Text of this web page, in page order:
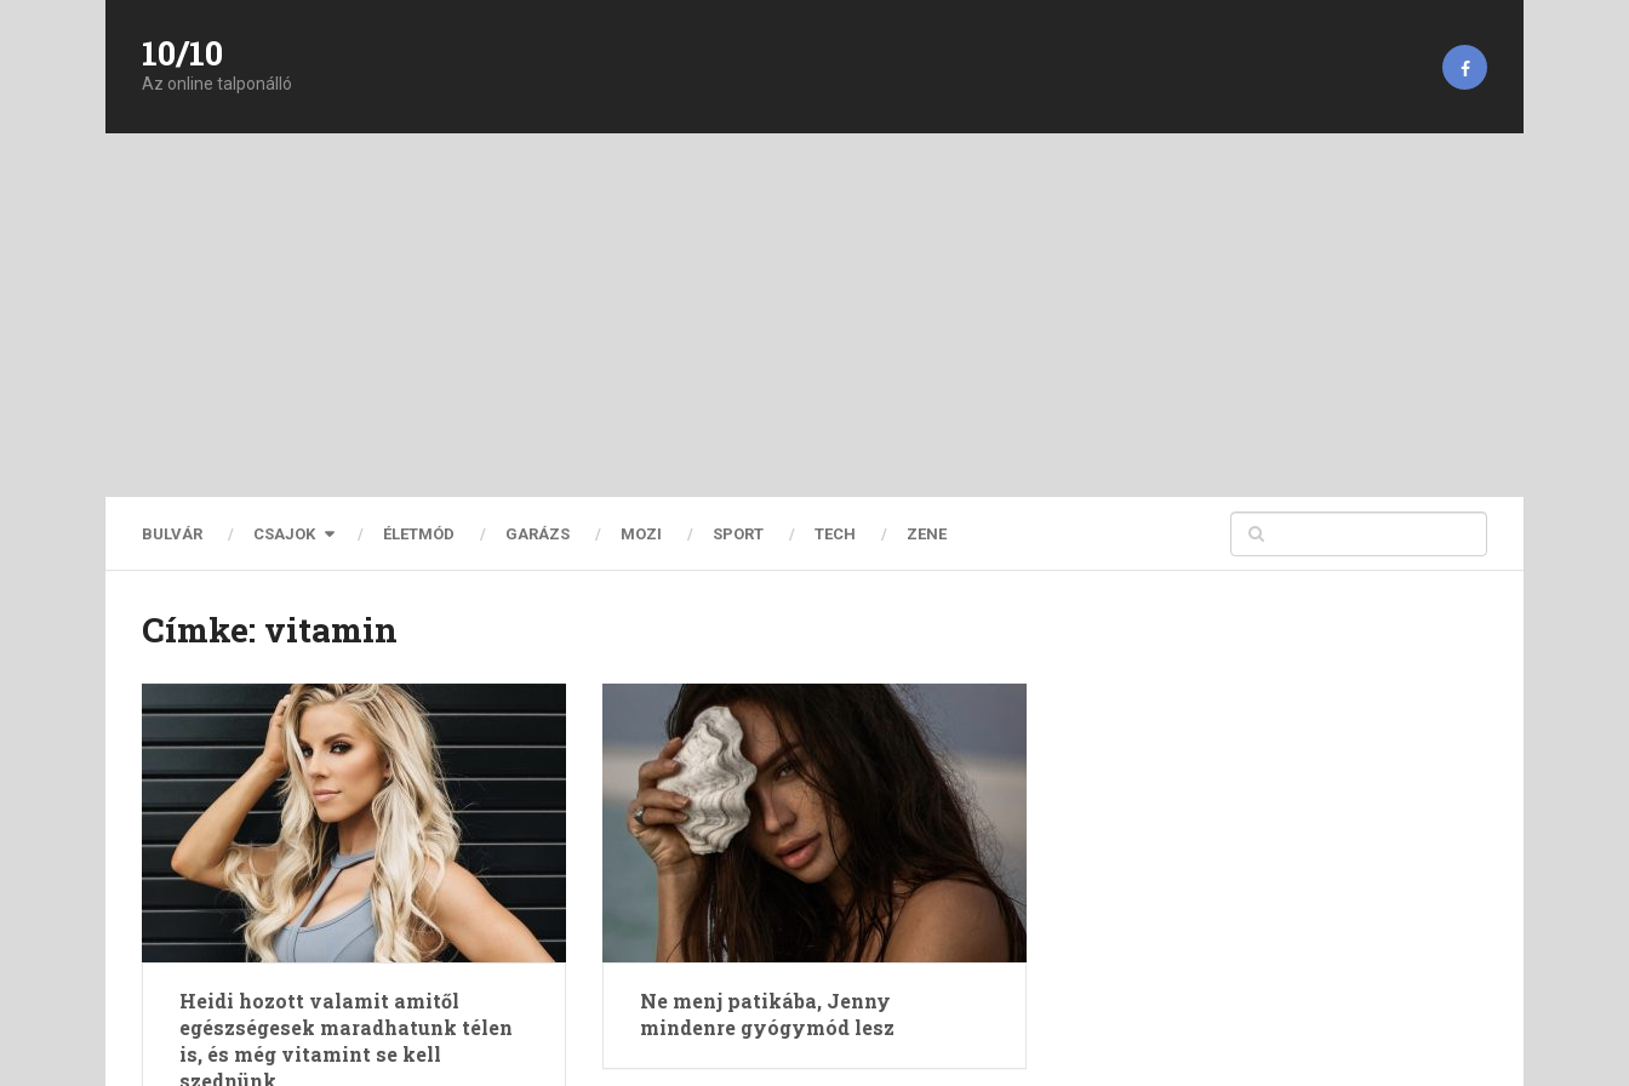
10/10
Az online talponálló
BULVÁR CSAJOK ÉLETMÓD GARÁZS MOZI SPORT TECH ZENE
Címke: vitamin
Heidi hozott valamit amitől
egészségesek maradhatunk télen
is, és még vitamint se kell
szednünk
Ne menj patikába, Jenny
mindenre gyógymód lesz